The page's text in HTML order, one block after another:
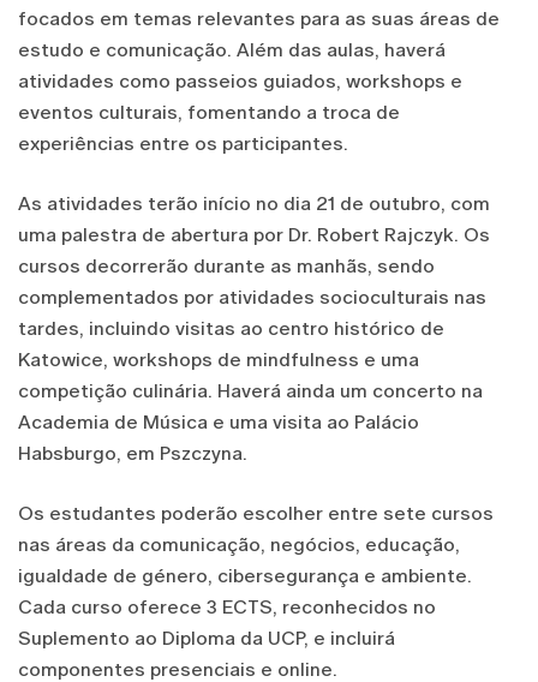
focados em temas relevantes para as suas áreas de
estudo e comunicação. Além das aulas, haverá
atividades como passeios guiados, workshops e
eventos culturais, fomentando a troca de
experiências entre os participantes.
As atividades terão início no dia 21 de outubro, com
uma palestra de abertura por Dr. Robert Rajczyk. Os
cursos decorrerão durante as manhãs, sendo
complementados por atividades socioculturais nas
tardes, incluindo visitas ao centro histórico de
Katowice, workshops de mindfulness e uma
competição culinária. Haverá ainda um concerto na
Academia de Música e uma visita ao Palácio
Habsburgo, em Pszczyna.
Os estudantes poderão escolher entre sete cursos
nas áreas da comunicação, negócios, educação,
igualdade de género, cibersegurança e ambiente.
Cada curso oferece 3 ECTS, reconhecidos no
Suplemento ao Diploma da UCP, e incluirá
componentes presenciais e online.